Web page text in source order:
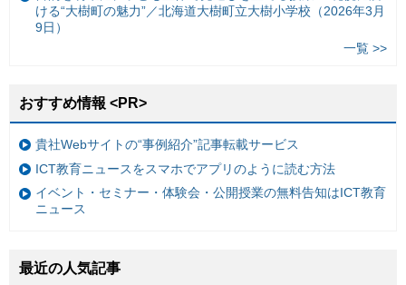
ける“大樹町の魅力”／北海道大樹町立大樹小学校（2026年3月
9日）
一覧 >>
おすすめ情報 <PR>
貴社Webサイトの“事例紹介”記事転載サービス
ICT教育ニュースをスマホでアプリのように読む方法
イベント・セミナー・体験会・公開授業の無料告知はICT教育
ニュース
最近の人気記事